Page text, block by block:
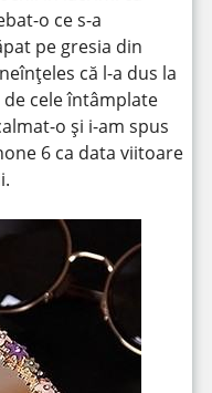
o ce s-a
pe gresia din
că l-a dus la
cele întâmplate
o și i-am spus
6 ca data viitoare